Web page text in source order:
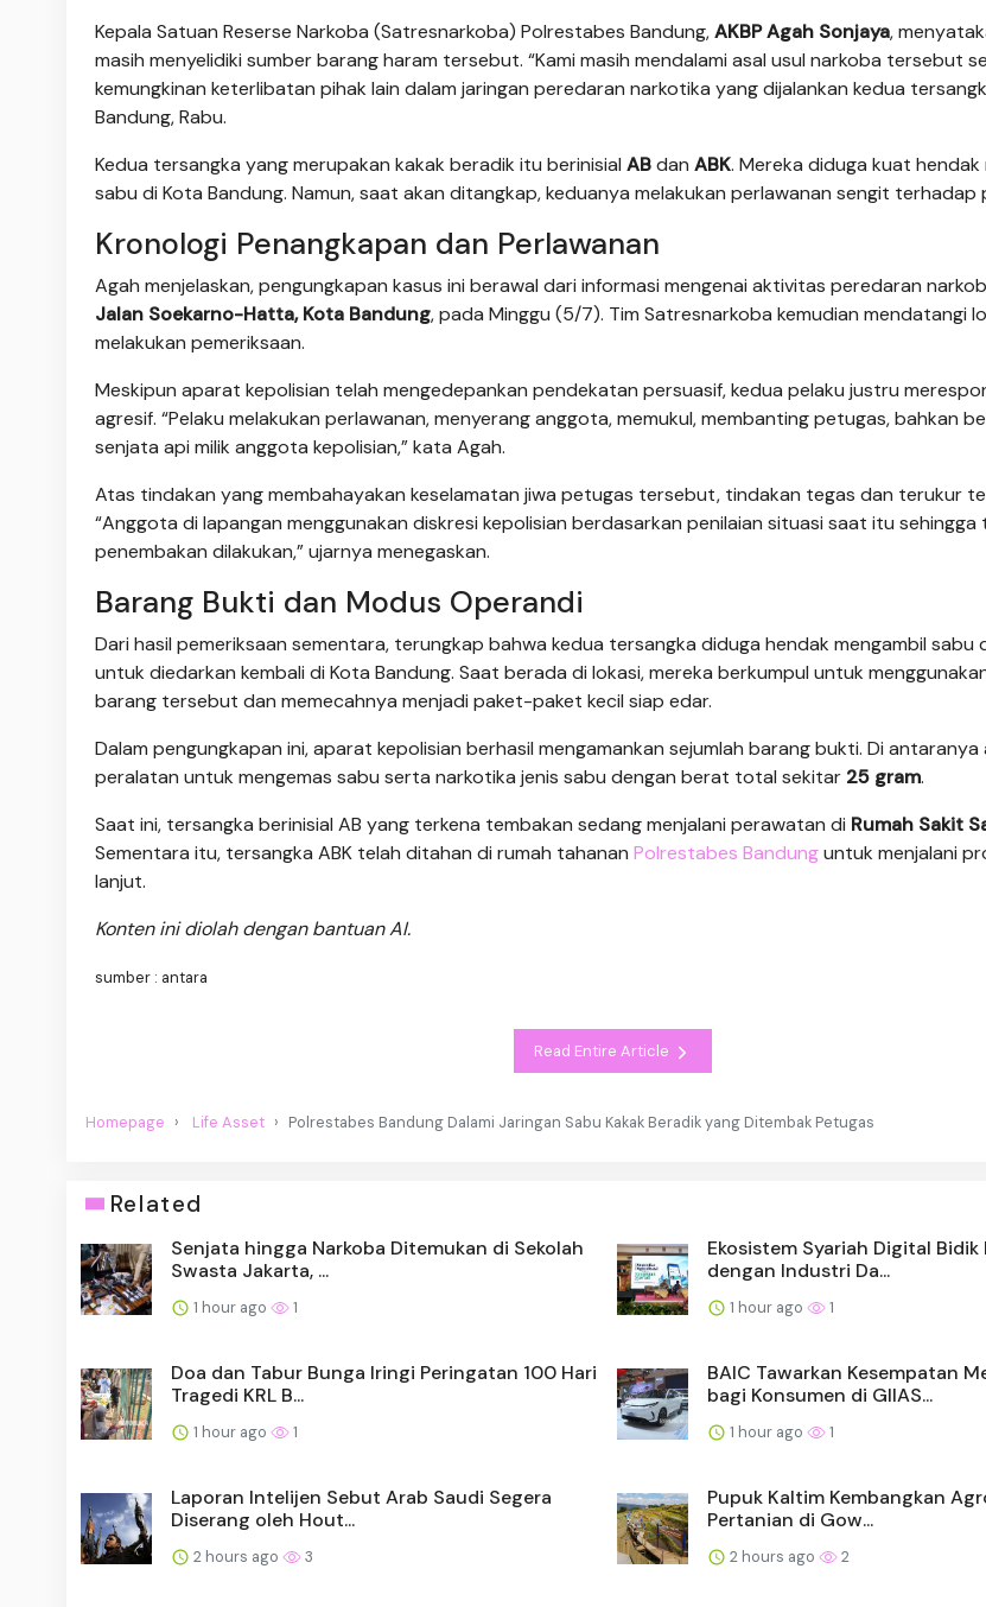
Kepala Satuan Reserse Narkoba (Satresnarkoba) Polrestabes Bandung,AKBP Agah Sonjaya,
masih menyelidiki sumber barang haram tersebut. “Kami masih mendalami asal usul narkoba tersebut
kemungkinan keterlibatan pihak lain dalam jaringan peredaran narkotika yang dijalankan kedua
Bandung, Rabu.
Kedua tersangka yang merupakan kakak beradik itu berinisial ABdan ABK. Mereka diduga kuat
sabu di Kota Bandung. Namun, saat akan ditangkap, keduanya melakukan perlawanan sengit terhadap
Kronologi Penangkapan dan Perlawanan
Agah menjelaskan, pengungkapan kasus ini berawal dari informasi mengenai aktivitas peredaran
Jalan Soekarno-Hatta, Kota Bandung, pada Minggu (5/7). Tim Satresnarkoba kemudian mendatangi
melakukan pemeriksaan.
Meskipun aparat kepolisian telah mengedepankan pendekatan persuasif, kedua pelaku justru
agresif. “Pelaku melakukan perlawanan, menyerang anggota, memukul, membanting petugas, bahkan
senjata api milik anggota kepolisian,” kata Agah.
Atas tindakan yang membahayakan keselamatan jiwa petugas tersebut, tindakan tegas dan terukur
“Anggota di lapangan menggunakan diskresi kepolisian berdasarkan penilaian situasi saat itu sehingga
penembakan dilakukan,” ujarnya menegaskan.
Barang Bukti dan Modus Operandi
Dari hasil pemeriksaan sementara, terungkap bahwa kedua tersangka diduga hendak mengambil sabu
untuk diedarkan kembali di Kota Bandung. Saat berada di lokasi, mereka berkumpul untuk
barang tersebut dan memecahnya menjadi paket-paket kecil siap edar.
Dalam pengungkapan ini, aparat kepolisian berhasil mengamankan sejumlah barang bukti. Di antaranya
peralatan untuk mengemas sabu serta narkotika jenis sabu dengan berat total sekitar 25 gram.
Saat ini, tersangka berinisial AB yang terkena tembakan sedang menjalani perawatan di Rumah Sakit
Sementara itu, tersangka ABK telah ditahan di rumah tahanan Polrestabes Bandunguntuk menjalani
lanjut.
Konten ini diolah dengan bantuan AI.
sumber : antara
Read Entire Article
Homepage Life Asset Polrestabes Bandung Dalami Jaringan Sabu Kakak Beradik yang Ditembak Petugas
Related
Senjata hingga Narkoba Ditemukan di Sekolah
Swasta Jakarta, ...
1 hour ago 1
Ekosistem Syariah Digital
dengan Industri Da...
1 hour ago 1
Doa dan Tabur Bunga Iringi Peringatan 100 Hari
Tragedi KRL B...
1 hour ago 1
BAIC Tawarkan Kesempatan
bagi Konsumen di GIIAS...
1 hour ago 1
Laporan Intelijen Sebut Arab Saudi Segera
Diserang oleh Hout...
2 hours ago 3
Pupuk Kaltim Kembangkan
Pertanian di Gow...
2 hours ago 2